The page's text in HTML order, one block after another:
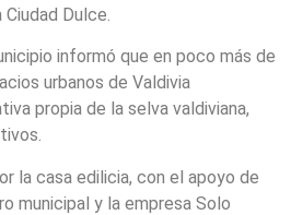
Dulce.
informó que en poco más de
urbanos de Valdivia
propia de la selva valdiviana,
la casa edilicia, con el apoyo de
municipal y la empresa Solo